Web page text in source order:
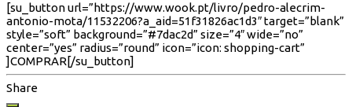
[su_button url=”https://www.wook.pt/livro/pedro-alecrim-
antonio-mota/11532206?a_aid=51f31826ac1d3″ target=”blank”
style=”soft” background=”#7dac2d” size=”4″ wide=”no”
center=”yes” radius=”round” icon=”icon: shopping-cart”
]COMPRAR[/su_button]
Share